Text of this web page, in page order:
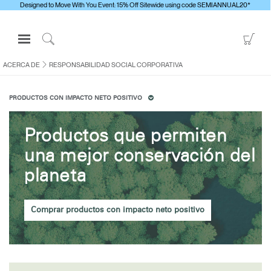
Designed to Move With You Event: 15% Off Sitewide using code SEMIANNUAL20*
Open
Navigation
Menuto
Inicie sesión o regístrese
PRODUCTOS
ERGONOMÍA
RECURSOS
ACERCA DE
CONTACTE CON NOSOTROS
Contactar con la asistencia
Buscar un showroom
ACERCA DE RESPONSABILIDAD SOCIAL CORPORATIVA
PRODUCTOS CON IMPACTO NETO POSITIVO
Productos que permiten
una mejor conservación del
planeta
Comprar productos con impacto neto positivo